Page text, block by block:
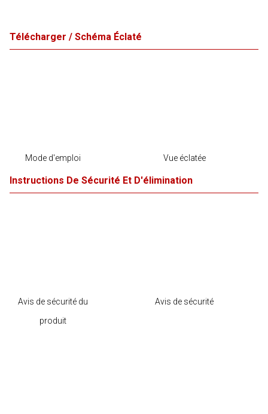
Télécharger / Schéma Éclaté
Mode d'emploi Vue éclatée
Instructions De Sécurité Et D'élimination
Avis de sécurité du
produit
Avis de sécurité